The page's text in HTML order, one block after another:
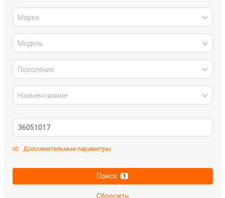
Land Rover
Mazda
Mitsubishi
Omoda Opel
Skoda SsangYong
Марка
Модель
Поколение
Наименование
Дополнительные параметры
Поиск 1
Сбросить